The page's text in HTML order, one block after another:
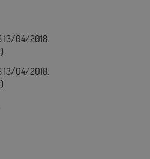
13/04/2018.
13/04/2018.